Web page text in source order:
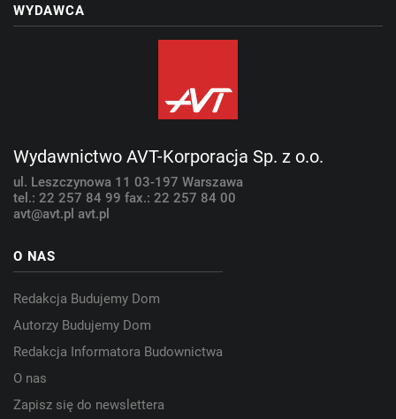
WYDAWCA
Wydawnictwo AVT-Korporacja Sp. z o.o.
ul. Leszczynowa 11 03-197 Warszawa
tel.: 22 257 84 99 fax.: 22 257 84 00
avt@avt.pl avt.pl
O NAS
Redakcja Budujemy Dom
Autorzy Budujemy Dom
Redakcja Informatora Budownictwa
O nas
Zapisz się do newslettera